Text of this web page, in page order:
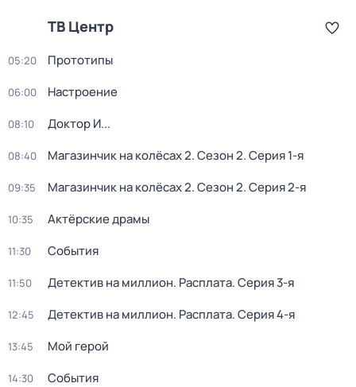
ТВ Центр
05:20 Прототипы
06:00 Настроение
08:10 Доктор И...
08:40 Магазинчик на колёсах 2. Сезон 2. Серия 1-я
09:35 Магазинчик на колёсах 2. Сезон 2. Серия 2-я
10:35 Актёрские драмы
11:30 События
11:50 Детектив на миллион. Расплата. Серия 3-я
12:45 Детектив на миллион. Расплата. Серия 4-я
13:45 Мой герой
14:30 События